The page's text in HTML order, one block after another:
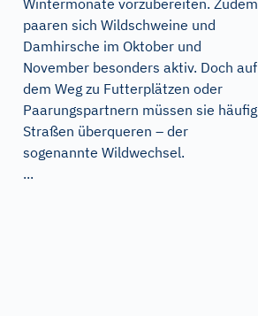
Wintermonate vorzubereiten. Zudem
paaren sich Wildschweine und
Damhirsche im Oktober und
November besonders aktiv. Doch auf
dem Weg zu Futterplätzen oder
Paarungspartnern müssen sie häufig
Straßen überqueren – der
sogenannte Wildwechsel.
...